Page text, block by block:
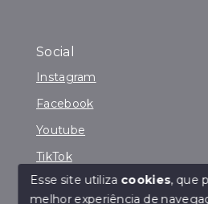
Social
Instagram
Facebook
Youtube
TikTok
Esse site utiliza cookies, que
melhor experiência de